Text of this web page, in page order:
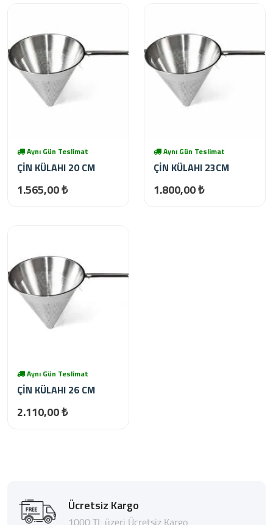
Aynı Gün Teslimat
ÇİN KÜLAHI 20 CM
1.565,00 ₺
Aynı Gün Teslimat
ÇİN KÜLAHI 23CM
1.800,00 ₺
Aynı Gün Teslimat
ÇİN KÜLAHI 26 CM
2.110,00 ₺
Ücretsiz Kargo
1000 TL üzeri Ücretsiz Kargo